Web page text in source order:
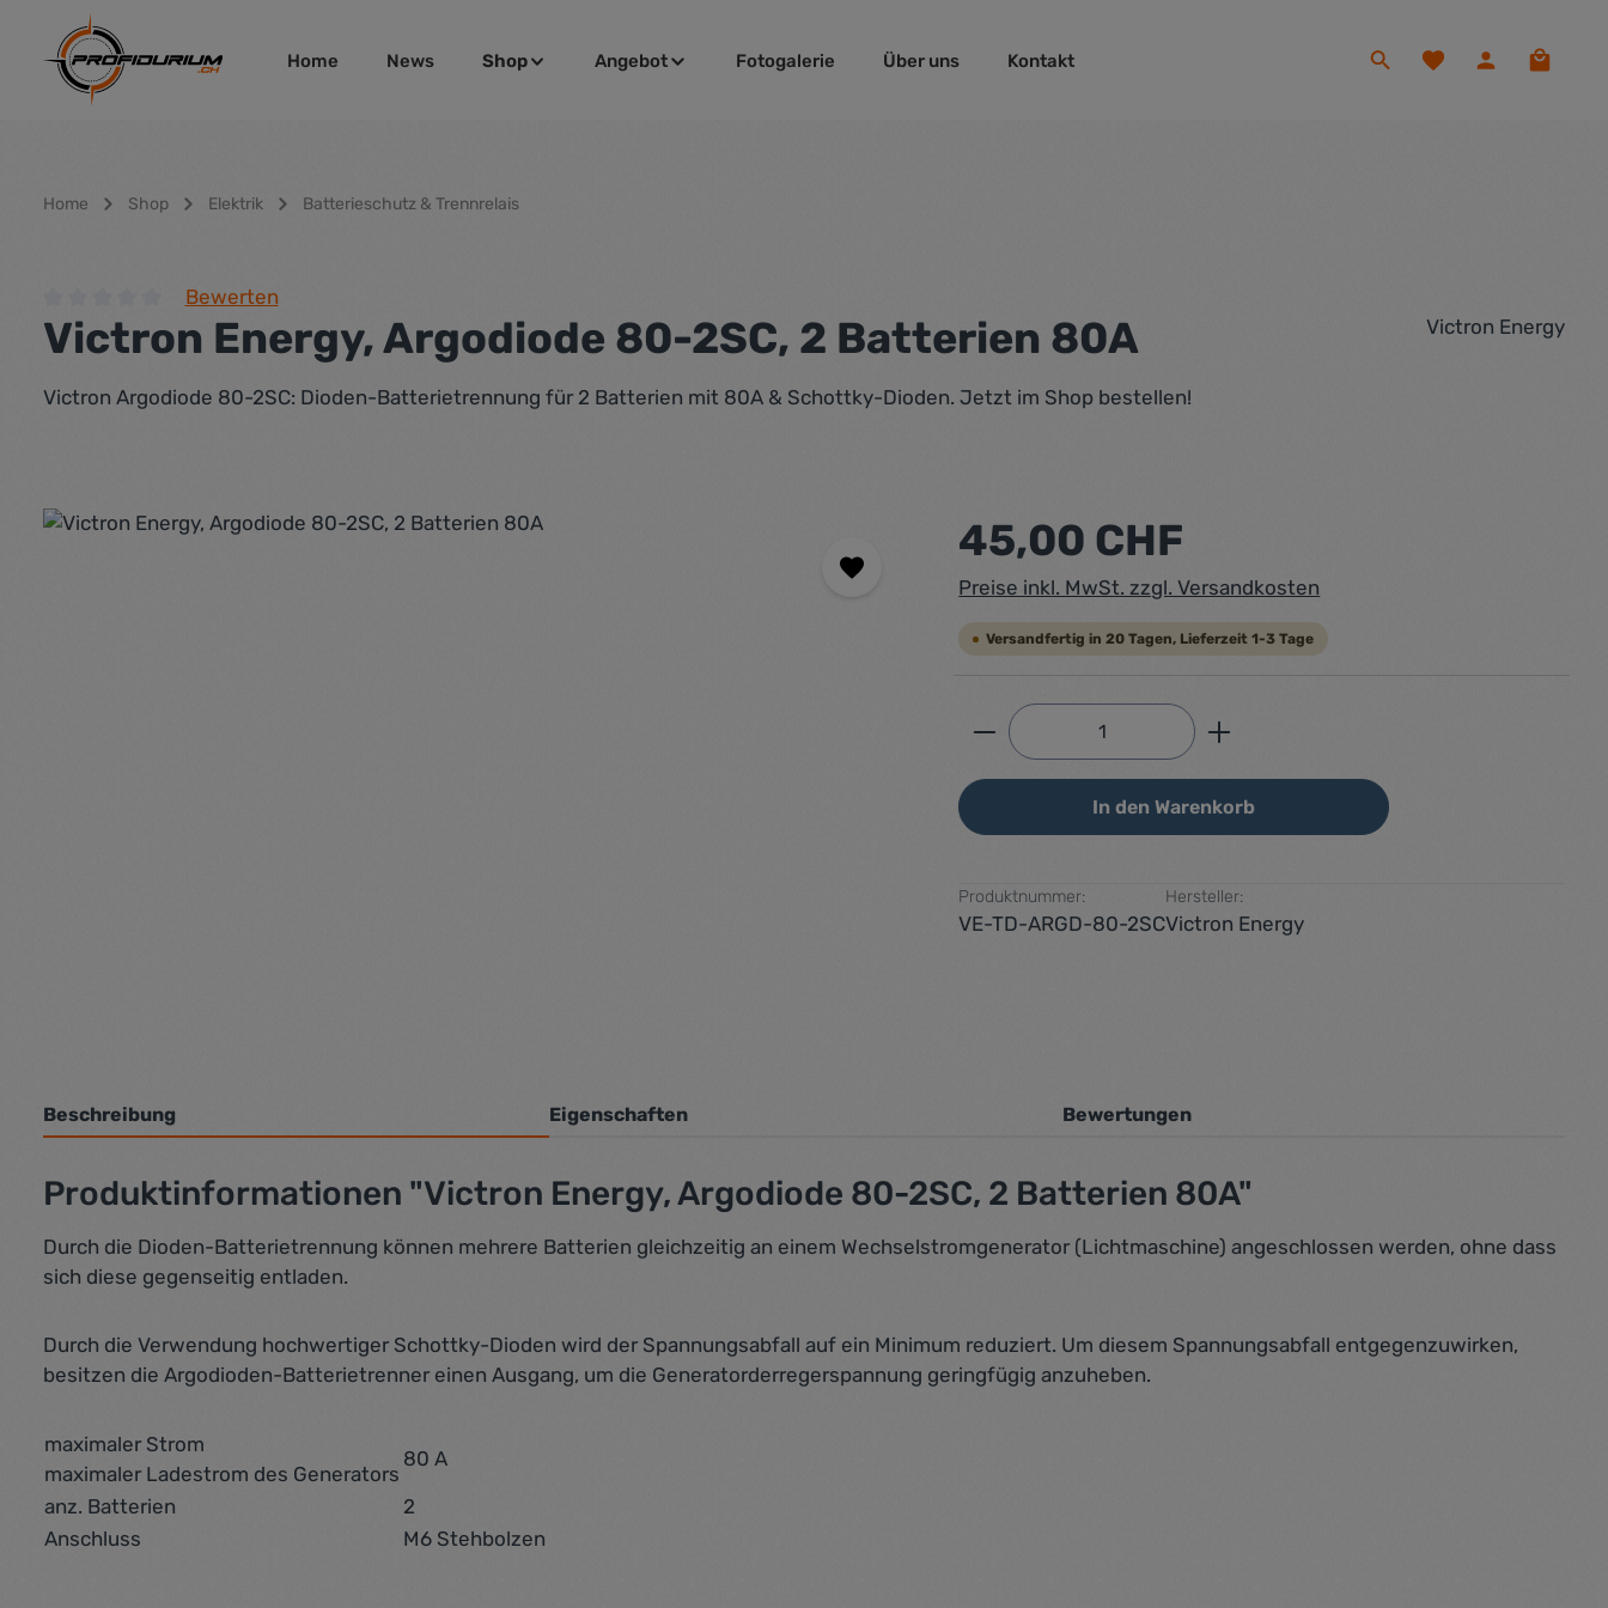
Hauptinhalt springen
Zur Hauptnavigation springen
Home News Shop Angebot Fotogalerie Über uns Kontakt
Du hast 0 Produkte
Home Shop Elektrik Batterieschutz & Trennrelais
Durchschnittliche Bewertung von 0 von 5 Sternen
Bewerten
Victron Energy, Argodiode 80-2SC, 2 Batterien 80A Victron Energy
Victron Argodiode 80-2SC: Dioden-Batterietrennung für 2 Batterien mit 80A & Schottky-Dioden. Jetzt im Shop bestellen!
Bildergalerie überspringen Regulärer Preis:
45,00 CHF
Preise inkl. MwSt. zzgl. Versandkosten
Versandfertig in 20 Tagen, Lieferzeit 1-3 Tage
Produkt Anzahl: Gib den gewünschten Wert
In den Warenkorb
Produktnummer:
VE-TD-ARGD-80-2SC
Hersteller:
Victron Energy
Beschreibung Eigenschaften Bewertungen
Produktinformationen "Victron Energy, Argodiode 80-2SC, 2 Batterien 80A"
Durch die Dioden-Batterietrennung können mehrere Batterien gleichzeitig an einem Wechselstromgenerator (Lichtmaschine) angeschlossen werden, ohne dass
sich diese gegenseitig entladen.
Durch die Verwendung hochwertiger Schottky-Dioden wird der Spannungsabfall auf ein Minimum reduziert. Um diesem Spannungsabfall entgegenzuwirken,
besitzen die Argodioden-Batterietrenner einen Ausgang, um die Generatorderregerspannung geringfügig anzuheben.
maximaler Strom
maximaler Ladestrom des Generators
80 A
anz. Batterien
2
Anschluss
M6 Stehbolzen